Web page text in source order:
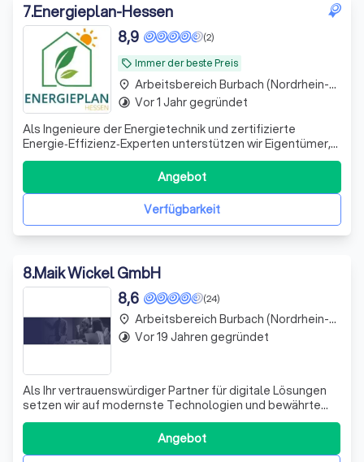
7.Energieplan-Hessen
local_offer Immer der beste Preis
(2)
8,9
Als Ingenieure der Energietechnik und zertifizierte
Energie‑Effizienz‑Experten unterstützen wir Eigentümer,
Bauherren und Verwaltungen bei allen Themen rund um
Energieberatung, Sanierung und Neubau. Mit unserer
langjährigen Erfahrung entwickeln wir für jedes Projekt
maßgeschneiderte, technisch präzi
Verfügbarkeit
Angebot
place Arbeitsbereich Burbach (Nordrhein-Westfalen)
timelapse Vor 1 Jahr gegründet
8.Maik Wickel GmbH
(24)
8,6
Als Ihr vertrauenswürdiger Partner für digitale Lösungen
setzen wir auf modernste Technologien und bewährte
Methoden, um Ihre Online-Präsenz zu optimieren. Wir sind
stolz darauf, dass wir uns durch unsere Expertise in
Google Analytics und Google Ads auszeichnen. Unser
Angebot
place Arbeitsbereich Burbach (Nordrhein-Westfalen)
timelapse Vor 19 Jahren gegründet